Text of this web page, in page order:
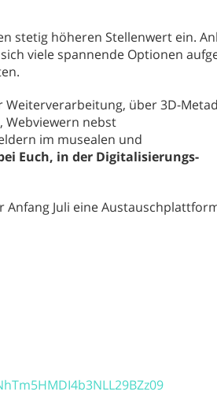
stetig höheren Stellenwert ein.
viele spannende Optionen
Weiterverarbeitung, über 3D-
Webviewern nebst
im musealen und
Euch, in der Digitalisierungs-
Anfang Juli eine